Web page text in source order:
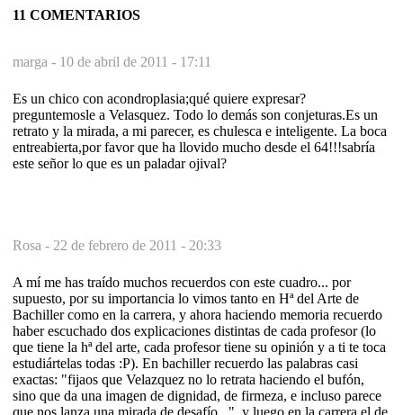
11 COMENTARIOS
marga - 10 de abril de 2011 - 17:11
Es un chico con acondroplasia;qué quiere expresar?
preguntemosle a Velasquez. Todo lo demás son conjeturas.Es un
retrato y la mirada, a mi parecer, es chulesca e inteligente. La boca
entreabierta,por favor que ha llovido mucho desde el 64!!!sabría
este señor lo que es un paladar ojival?
Rosa - 22 de febrero de 2011 - 20:33
A mí me has traído muchos recuerdos con este cuadro... por
supuesto, por su importancia lo vimos tanto en Hª del Arte de
Bachiller como en la carrera, y ahora haciendo memoria recuerdo
haber escuchado dos explicaciones distintas de cada profesor (lo
que tiene la hª del arte, cada profesor tiene su opinión y a ti te toca
estudiártelas todas :P). En bachiller recuerdo las palabras casi
exactas: "fijaos que Velazquez no lo retrata haciendo el bufón,
sino que da una imagen de dignidad, de firmeza, e incluso parece
que nos lanza una mirada de desafío...", y luego en la carrera el de